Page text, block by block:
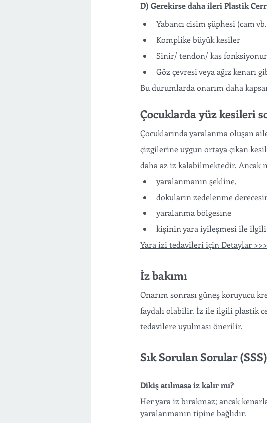
D) Gerekirse daha ileri Plastik
Yabancı cisim şüphesi (cam
Komplike büyük kesiler
Sinir/ tendon/ kas
Göz çevresi veya ağız kenarı
Bu durumlarda onarım daha
Çocuklarda yüz kesileri
Çocuklarında yaralanma oluşan
çizgilerine uygun ortaya çıkan
daha az iz kalabilmektedir. Ancak
yaralanmanın şekline,
dokuların zedelenme
yaralanma bölgesine
kişinin yara iyileşmesi ile
Yara izi tedavileri için Detaylar >>>
İz bakımı
Onarım sonrası güneş koruyucu
faydalı olabilir. İz ile ilgili plastik
tedavilere uyulması önerilir.
Sık Sorulan Sorular (SSS)
Dikiş atılmasa iz kalır mı?
Her yara iz bırakmaz; ancak
yaralanmanın tipine bağlıdır.